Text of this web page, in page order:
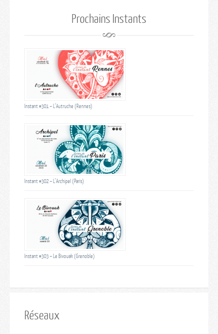
Prochains Instants
Instant #301 – L’Autruche (Rennes)
Instant #302 – L’Archipel (Paris)
Instant #303 – Le Bivouak (Grenoble)
Réseaux